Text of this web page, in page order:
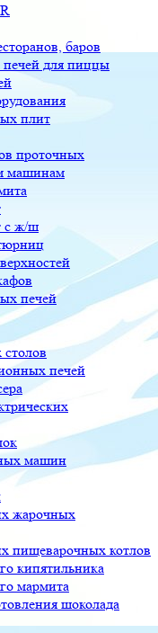
баров
печей для пиццы
плит
проточных
машинам
с ж/ш
печей
столов
печей
машин
жарочных
пищеварочных котлов
кипятильника
мармита
шоколада